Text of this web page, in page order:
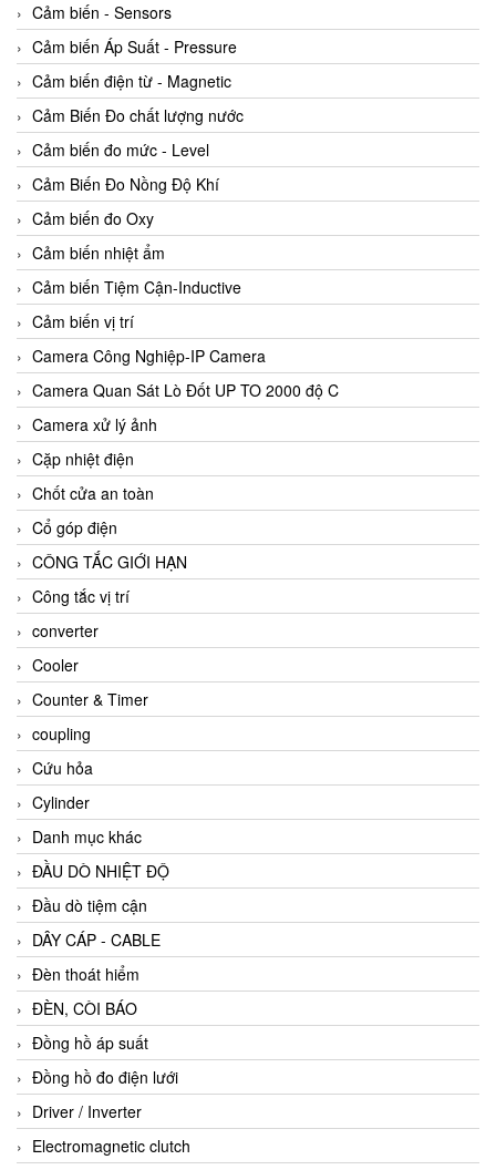
Cảm biến - Sensors
Cảm biến Áp Suất - Pressure
Cảm biến điện từ - Magnetic
Cảm Biến Đo chất lượng nước
Cảm biến đo mức - Level
Cảm Biến Đo Nồng Độ Khí
Cảm biến đo Oxy
Cảm biến nhiệt ẩm
Cảm biến Tiệm Cận-Inductive
Cảm biến vị trí
Camera Công Nghiệp-IP Camera
Camera Quan Sát Lò Đốt UP TO 2000 độ C
Camera xử lý ảnh
Cặp nhiệt điện
Chốt cửa an toàn
Cổ góp điện
CÔNG TẮC GIỚI HẠN
Công tắc vị trí
converter
Cooler
Counter & Timer
coupling
Cứu hỏa
Cylinder
Danh mục khác
ĐẦU DÒ NHIỆT ĐỘ
Đầu dò tiệm cận
DÂY CÁP - CABLE
Đèn thoát hiểm
ĐÈN, CÒI BÁO
Đồng hồ áp suất
Đồng hồ đo điện lưới
Driver / Inverter
Electromagnetic clutch